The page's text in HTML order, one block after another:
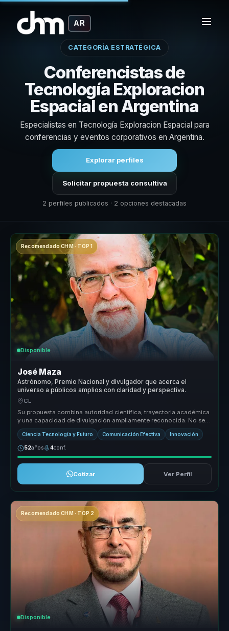
AR
CATEGORÍA ESTRATÉGICA
Conferencistas de
Tecnología Exploracion
Espacial en Argentina
Especialistas en Tecnología Exploracion Espacial para
conferencias y eventos corporativos en Argentina.
Explorar perfiles
Solicitar propuesta consultiva
2 perfiles publicados · 2 opciones destacadas
Recomendado CHM · TOP 1
Disponible
José Maza
Astrónomo, Premio Nacional y divulgador que acerca el
universo a públicos amplios con claridad y perspectiva.
CL
Su propuesta combina autoridad científica, trayectoria académica
y una capacidad de divulgación ampliamente reconocida. No se
presenta co...
Ciencia Tecnología y Futuro Comunicación Efectiva Innovación
52años 4conf.
Cotizar Ver Perfil
Recomendado CHM · TOP 2
Disponible